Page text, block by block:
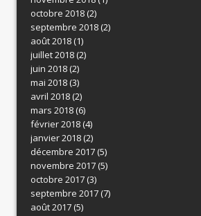
octobre 2018(2)
septembre 2018(2)
août 2018(1)
juillet 2018(2)
juin 2018(2)
mai 2018(3)
avril 2018(2)
mars 2018(6)
février 2018(4)
janvier 2018(2)
décembre 2017(5)
novembre 2017(5)
octobre 2017(3)
septembre 2017(7)
août 2017(5)